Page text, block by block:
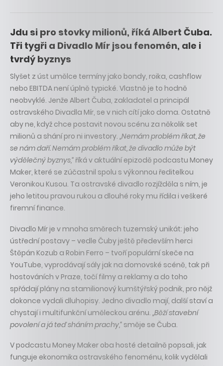
Jdu si pro stovky milionů, říká Albert Čuba.
Tři tygři a Divadlo Mír jsou fenomén, ale i
tvrdý byznys
Slyšet z úst umělce termíny jako bondy, roika, cashflow
nebo EBITDA není úplně typické. Vlastně je to hodně
neobvyklé. Jenže Albert Čuba, zakladatel a principál
ostravského Divadla Mír, se v nich cítí jako doma. Ostatně
aby ne, když chce postavit novou scénu za několik set
milionů a shání pro ni investory. „Nemám problém říkat, že
se nám daří. Nemám problém říkat, že divadlo může být
výdělečný byznys,“ říká v aktuální epizodě podcastu Money
Maker, které se zúčastnil spolu s výkonnou ředitelkou
Veronikou Kusou. Ta ostravské divadlo rozjížděla s ním, je
jeho letitou pravou rukou a dlouhé roky mu řídila i veškeré
firemní finance.
Divadlo Mír je v mnoha směrech tuzemský unikát: jeho
ústřední postavy – vedle Čuby ještě především herci
Štěpán Kozub a Robin Ferro – tvoří populární skeče na
YouTube, vyprodávají sály jak na domovské scéně, tak při
hostováních v Praze, točí filmy a reklamy a do toho
spřádají plány na stamilionový kumštýřský podnik, pro nějž
dokonce vydali dluhopisy. Jedno divadlo mají, další staví a
chystají i multifunkční uměleckou arénu. „Běží stavební
povolení a já teď sháním prachy,“ směje se Čuba.
V podcastu Money Maker oba hosté detailně popsali, jak
funguje ekonomika ostravského fenoménu, kolik vydělali